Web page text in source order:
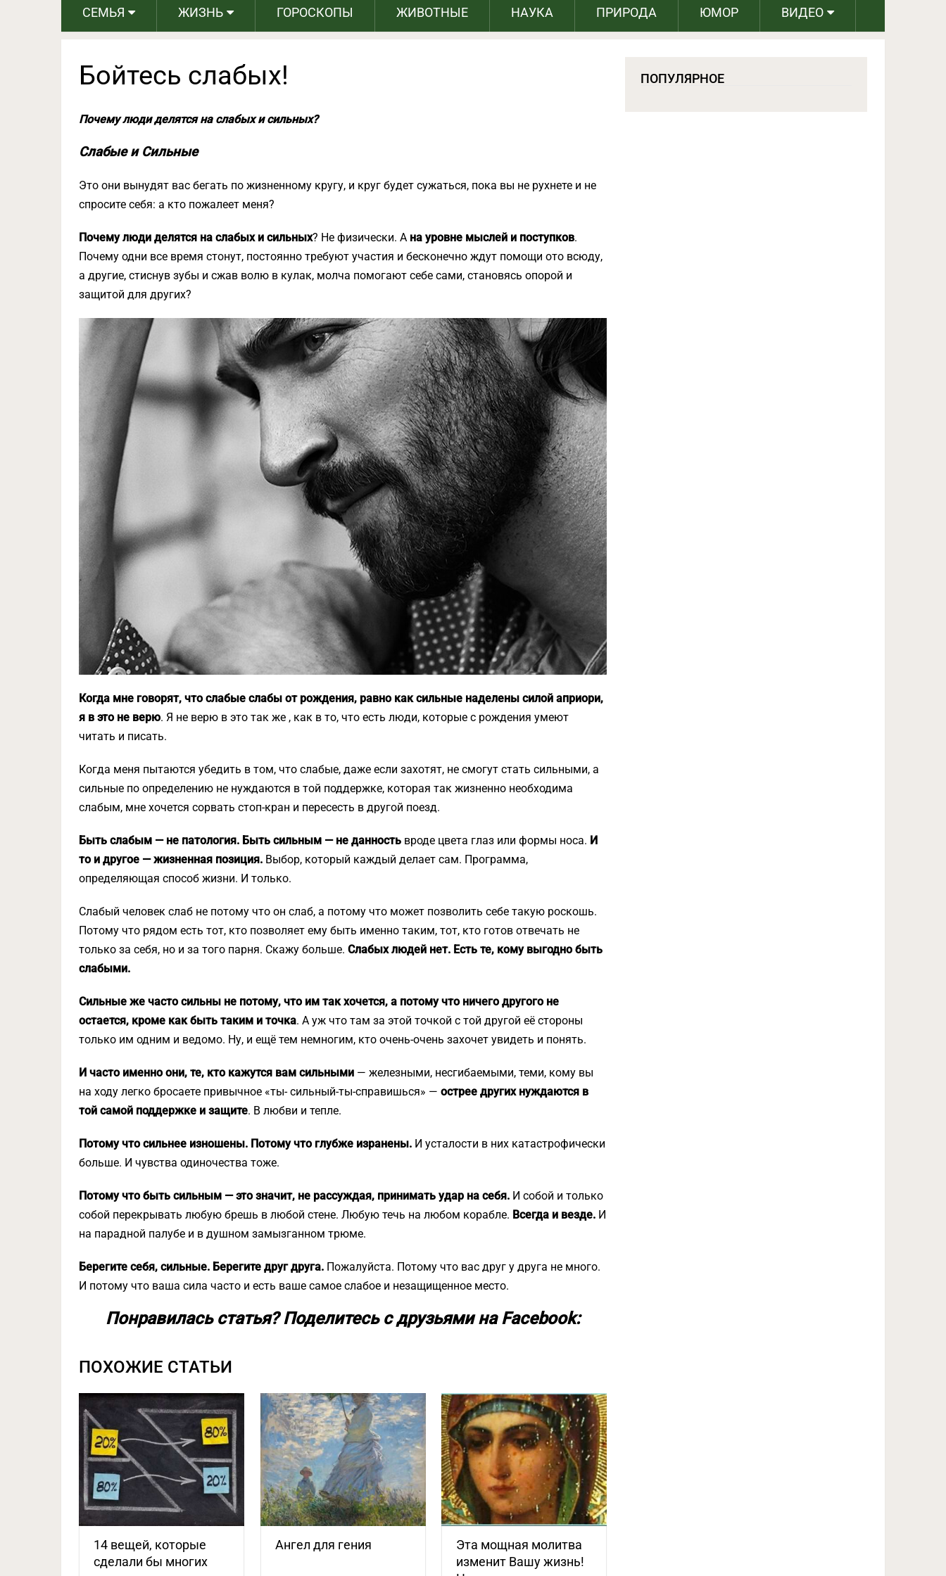
СЕМЬЯ ЖИЗНЬ ГОРОСКОПЫ ЖИВОТНЫЕ НАУКА ПРИРОДА ЮМОР ВИДЕО
Бойтесь слабых!
Почему люди делятся на слабых и сильных?
Слабые и Сильные
Это они вынудят вас бегать по жизненному кругу, и круг будет сужаться, пока вы не рухнете и не
спросите себя: а кто пожалеет меня?
Почему люди делятся на слабых и сильных? Не физически. А на уровне мыслей и поступков.
Почему одни все время стонут, постоянно требуют участия и бесконечно ждут помощи ото всюду,
а другие, стиснув зубы и сжав волю в кулак, молча помогают себе сами, становясь опорой и
защитой для других?
Когда мне говорят, что слабые слабы от рождения, равно как сильные наделены силой априори,
я в это не верю. Я не верю в это так же , как в то, что есть люди, которые с рождения умеют
читать и писать.
Когда меня пытаются убедить в том, что слабые, даже если захотят, не смогут стать сильными, а
сильные по определению не нуждаются в той поддержке, которая так жизненно необходима
слабым, мне хочется сорвать стоп-кран и пересесть в другой поезд.
Быть слабым — не патология. Быть сильным — не данность вроде цвета глаз или формы носа. И
то и другое — жизненная позиция. Выбор, который каждый делает сам. Программа,
определяющая способ жизни. И только.
Слабый человек слаб не потому что он слаб, а потому что может позволить себе такую роскошь.
Потому что рядом есть тот, кто позволяет ему быть именно таким, тот, кто готов отвечать не
только за себя, но и за того парня. Скажу больше. Слабых людей нет. Есть те, кому выгодно быть
слабыми.
Сильные же часто сильны не потому, что им так хочется, а потому что ничего другого не
остается, кроме как быть таким и точка. А уж что там за этой точкой с той другой её стороны
только им одним и ведомо. Ну, и ещё тем немногим, кто очень-очень захочет увидеть и понять.
И часто именно они, те, кто кажутся вам сильными — железными, несгибаемыми, теми, кому вы
на ходу легко бросаете привычное «ты- сильный-ты-справишься» — острее других нуждаются в
той самой поддержке и защите. В любви и тепле.
Потому что сильнее изношены. Потому что глубже изранены. И усталости в них катастрофически
больше. И чувства одиночества тоже.
Потому что быть сильным — это значит, не рассуждая, принимать удар на себя. И собой и только
собой перекрывать любую брешь в любой стене. Любую течь на любом корабле. Всегда и везде. И
на парадной палубе и в душном замызганном трюме.
Берегите себя, сильные. Берегите друг друга. Пожалуйста. Потому что вас друг у друга не много.
И потому что ваша сила часто и есть ваше самое слабое и незащищенное место.
Понравилась статья? Поделитесь с друзьями на Facebook:
ПОХОЖИЕ СТАТЬИ
14 вещей, которые
сделали бы многих
Ангел для гения
Эта мощная молитва
изменит Вашу жизнь!
ПОПУЛЯРНОЕ